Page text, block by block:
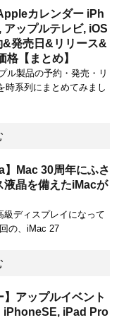
カレンダー iPh
ップルテレビ, iOS
発売日&リリース&
格【まとめ】
ル製品の予約・発売・リ
時系列にまとめてみまし
】Mac 30周年にふさ
液晶を備えたiMacが
ディスプレイになって
の、iMac 27
】アップルイベント
iPhoneSE, iPad Pro